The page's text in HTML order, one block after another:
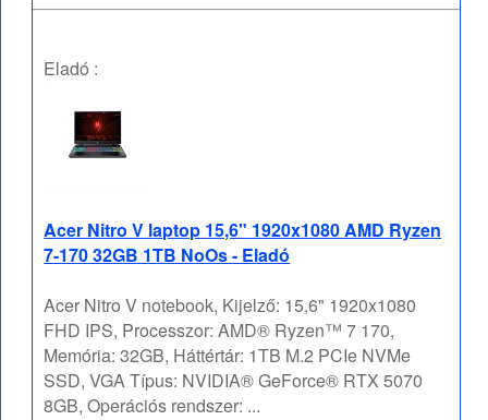
Eladó :
Acer Nitro V laptop 15,6" 1920x1080 AMD Ryzen
7-170 32GB 1TB NoOs - Eladó
Acer Nitro V notebook, Kijelző: 15,6" 1920x1080
FHD IPS, Processzor: AMD® Ryzen™ 7 170,
Memória: 32GB, Háttértár: 1TB M.2 PCIe NVMe
SSD, VGA Típus: NVIDIA® GeForce® RTX 5070
8GB, Operációs rendszer: ...